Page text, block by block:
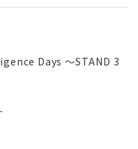
Days 〜STAND 3